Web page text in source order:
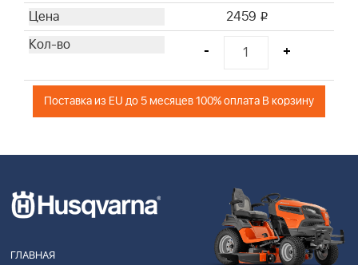
2459 i
- +
Поставка из EU до 5 месяцев 100% оплата В корзину
ГЛАВНАЯ